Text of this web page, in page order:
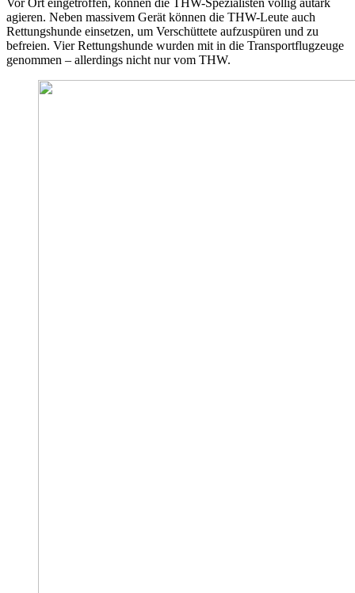
agieren. Neben massivem Gerät können die THW-Leute auch
Rettungshunde einsetzen, um Verschüttete aufzuspüren und zu
befreien. Vier Rettungshunde wurden mit in die Transportflugzeuge
genommen – allerdings nicht nur vom THW.